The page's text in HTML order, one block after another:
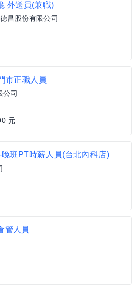
外送員(兼職)
昌股份有限公司
市正職人員
公司
元
班PT時薪人員(台北內科店)
管人員